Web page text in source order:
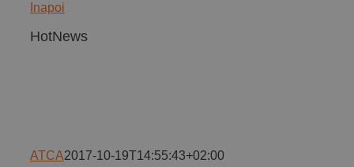
Programe
Inapoi
HotNews
ATCA2017-10-19T14:55:43+02:00